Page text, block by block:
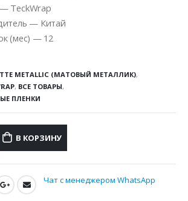
TeckWrap
— Китай
(мес) — 12
METALLIC (МАТОВЫЙ МЕТАЛЛИК),
, ВСЕ ТОВАРЫ,
ПЛЕНКИ
В КОРЗИНУ
Чат с менеджером WhatsApp